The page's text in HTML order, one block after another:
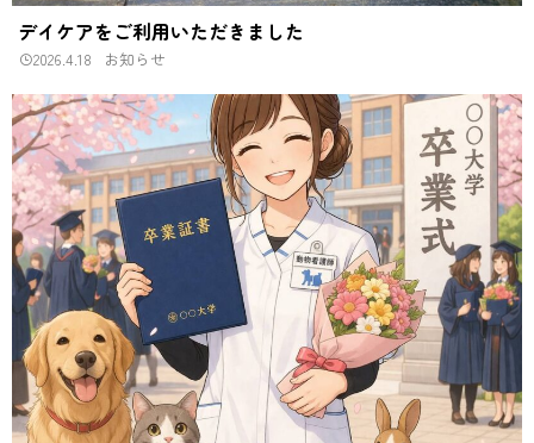
デイケアをご利用いただきました
2026.4.18 お知らせ